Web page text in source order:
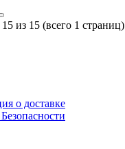
из 15 (всего 1 страниц)
о доставке